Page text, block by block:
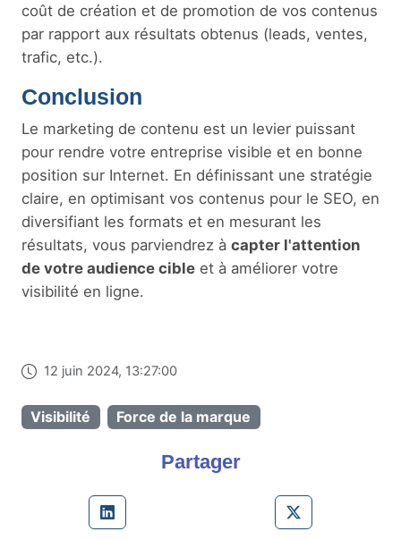
coût de création et de promotion de vos contenus
par rapport aux résultats obtenus (leads, ventes,
trafic, etc.).
Conclusion
Le marketing de contenu est un levier puissant
pour rendre votre entreprise visible et en bonne
position sur Internet. En définissant une stratégie
claire, en optimisant vos contenus pour le SEO, en
diversifiant les formats et en mesurant les
résultats, vous parviendrez à capter l'attention
de votre audience cible et à améliorer votre
visibilité en ligne.
12 juin 2024, 13:27:00
Visibilité Force de la marque
Partager